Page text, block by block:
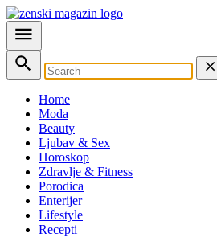
Home
Moda
Beauty
Ljubav & Sex
Horoskop
Zdravlje & Fitness
Porodica
Enterijer
Lifestyle
Recepti